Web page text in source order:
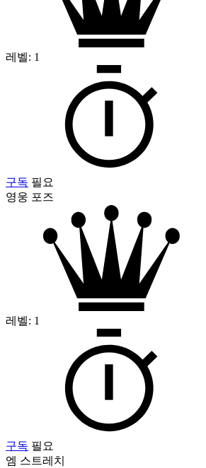
레벨: 1
구독 필요
영웅 포즈
레벨: 1
구독 필요
엠 스트레치